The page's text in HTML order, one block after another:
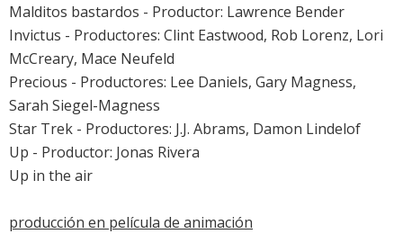
Malditos bastardos - Productor: Lawrence Bender
Invictus - Productores: Clint Eastwood, Rob Lorenz, Lori
McCreary, Mace Neufeld
Precious - Productores: Lee Daniels, Gary Magness,
Sarah Siegel-Magness
Star Trek - Productores: J.J. Abrams, Damon Lindelof
Up - Productor: Jonas Rivera
Up in the air
producción en película de animación